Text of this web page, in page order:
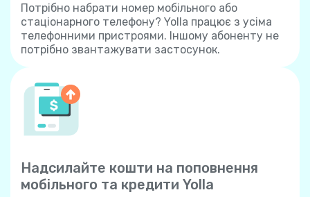
Потрібно набрати номер мобільного або
стаціонарного телефону? Yolla працює з усіма
телефонними пристроями. Іншому абоненту не
потрібно звантажувати застосунок.
Надсилайте кошти на поповнення
мобільного та кредити Yolla